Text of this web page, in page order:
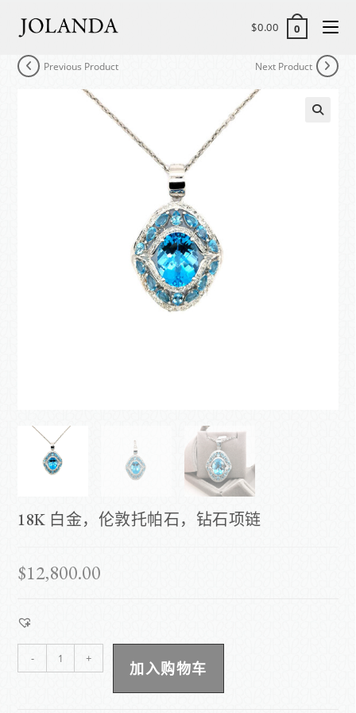
$0.00 0
Previous Product Next Product
18K 白金，伦敦托帕石，钻石项链
$12,800.00
- +
加入购物车